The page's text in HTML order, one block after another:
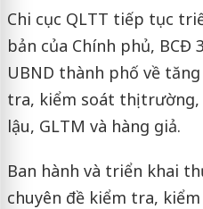
Chi cục QLTT tiếp tục
bản của Chính phủ, BCĐ
UBND thành phố về
tra, kiểm soát thị
lậu, GLTM và hàng giả.
Ban hành và triển khai
chuyên đề kiểm tra,